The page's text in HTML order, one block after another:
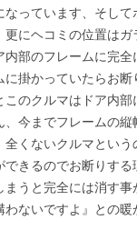
っています、そし
にヘコミの位置は
部のフレームに完
掛かっていたらお
のクルマはドア内
今までフレームの
くないクルマとい
きるのでお断りす
うと完全には消す
ないですよ』との